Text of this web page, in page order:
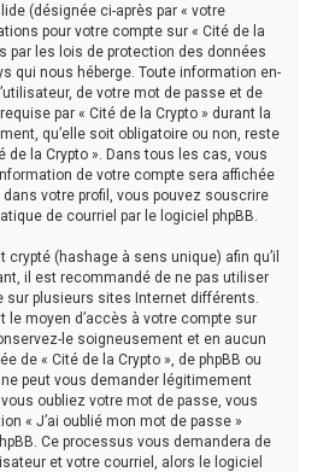
(désignée ci-après par « votre
pour votre compte sur « Cité de la
par les lois de protection des données
qui nous héberge. Toute information en-
de votre mot de passe et de
par « Cité de la Crypto » durant la
qu’elle soit obligatoire ou non, reste
de la Crypto ». Dans tous les cas, vous
de votre compte sera affichée
votre profil, vous pouvez souscrire
de courriel par le logiciel phpBB.
(hashage à sens unique) afin qu’il
il est recommandé de ne pas utiliser
sur plusieurs sites Internet différents.
le moyen d’accès à votre compte sur
le soigneusement et en aucun
de « Cité de la Crypto », de phpBB ou
ne peut vous demander légitimement
oubliez votre mot de passe, vous
« J’ai oublié mon mot de passe »
Ce processus vous demandera de
et votre courriel, alors le logiciel